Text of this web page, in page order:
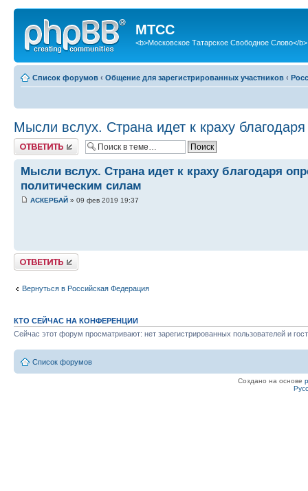
МТСС
<b>Московское Татарское Свободное Слово</b>
Список форумов ‹ Общение для зарегистрированных участников ‹
Мысли вслух. Страна идет к краху
Ответить
Мысли вслух. Страна идет к краху благодаря
политическим силам
АСКЕРБАЙ » 09 фев 2019 19:37
Ответить
Вернуться в Российская Федерация
КТО СЕЙЧАС НА КОНФЕРЕНЦИИ
Сейчас этот форум просматривают: нет зарегистрированных пользователей и
Список форумов
Создано на основе